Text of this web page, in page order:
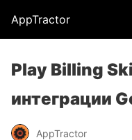
AppTractor
Play Billing
интеграции
AppTractor